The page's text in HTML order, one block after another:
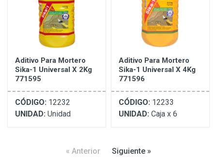
Aditivo Para Mortero
Sika-1 Universal X 2Kg
771595
CÓDIGO: 12232
UNIDAD: Unidad
Aditivo Para Mortero
Sika-1 Universal X 4Kg
771596
CÓDIGO: 12233
UNIDAD: Caja x 6
« Anterior Siguiente »